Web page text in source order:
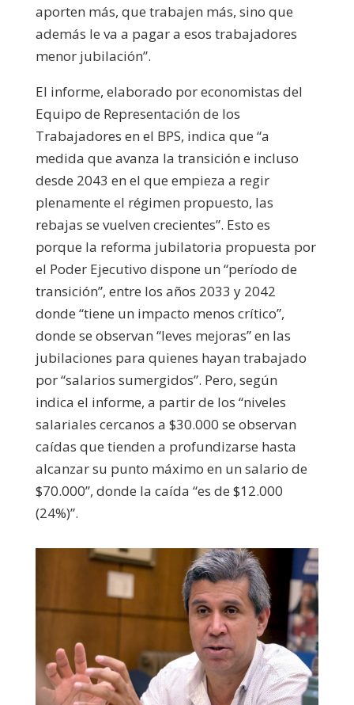
aporten más, que trabajen más, sino que
además le va a pagar a esos trabajadores
menor jubilación”.
El informe, elaborado por economistas del
Equipo de Representación de los
Trabajadores en el BPS, indica que “a
medida que avanza la transición e incluso
desde 2043 en el que empieza a regir
plenamente el régimen propuesto, las
rebajas se vuelven crecientes”. Esto es
porque la reforma jubilatoria propuesta por
el Poder Ejecutivo dispone un “período de
transición”, entre los años 2033 y 2042
donde “tiene un impacto menos crítico”,
donde se observan “leves mejoras” en las
jubilaciones para quienes hayan trabajado
por “salarios sumergidos”. Pero, según
indica el informe, a partir de los “niveles
salariales cercanos a $30.000 se observan
caídas que tienden a profundizarse hasta
alcanzar su punto máximo en un salario de
$70.000”, donde la caída “es de $12.000
(24%)”.